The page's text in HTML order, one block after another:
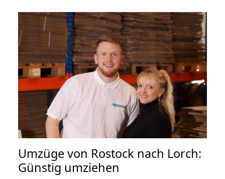
Umzüge von Rostock nach Lorch:
Günstig umziehen